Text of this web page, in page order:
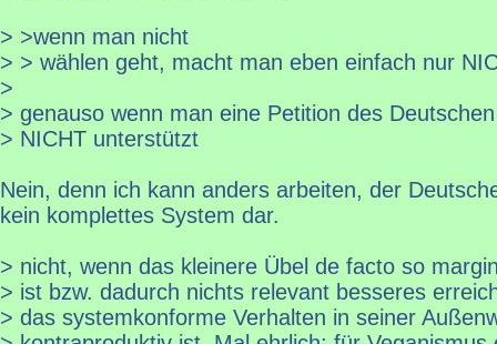
> >wenn man nicht
> > wählen geht, macht man eben einfach nur
>
> genauso wenn man eine Petition des
> NICHT unterstützt
Nein, denn ich kann anders arbeiten, der
kein komplettes System dar.
> nicht, wenn das kleinere Übel de facto so
> ist bzw. dadurch nichts relevant besseres
> das systemkonforme Verhalten in seiner